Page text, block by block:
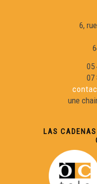
Libre 59 :
Libre 60 :
Libre 61 : Lo
Libre 62 :
Libre 63 : Ua
6,
05
07
une
LAS